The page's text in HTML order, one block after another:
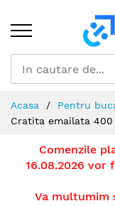
Continut
Acasa Pentru
Cratita emailata
Comenzile
16.08.2026 vor
Va multumim